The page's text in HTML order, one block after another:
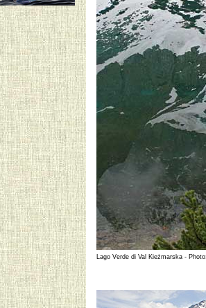
Lago Verde di Val Kieżmarska -